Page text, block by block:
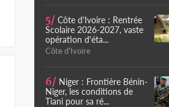
5/ Côte d'Ivoire : Rentrée
Scolaire 2026-2027, vaste
opération d'éta...
Côte d'Ivoire
6/ Niger : Frontière Bénin-
Niger, les conditions de
Tiani pour sa ré...